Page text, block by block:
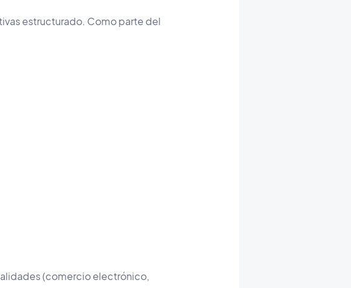
estructurado. Como parte del
(comercio electrónico,